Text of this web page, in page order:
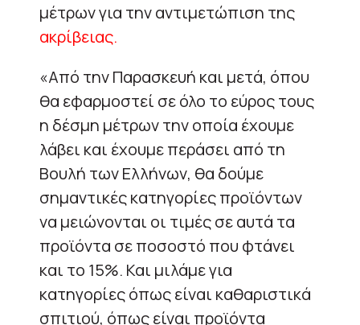
μέτρων για την αντιμετώπιση της
ακρίβειας.
«Από την Παρασκευή και μετά, όπου
θα εφαρμοστεί σε όλο το εύρος τους
η δέσμη μέτρων την οποία έχουμε
λάβει και έχουμε περάσει από τη
Βουλή των Ελλήνων, θα δούμε
σημαντικές κατηγορίες προϊόντων
να μειώνονται οι τιμές σε αυτά τα
προϊόντα σε ποσοστό που φτάνει
και το 15%. Και μιλάμε για
κατηγορίες όπως είναι καθαριστικά
σπιτιού, όπως είναι προϊόντα